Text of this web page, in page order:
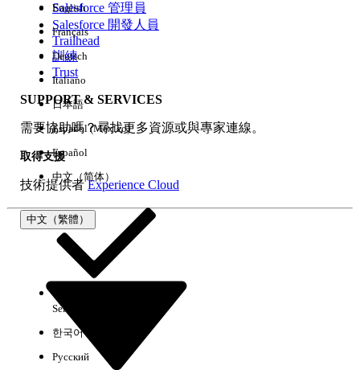
經驗
Salesforce 管理員
Salesforce 開發人員
Trailhead
訓練
Trust
SUPPORT & SERVICES
需要協助嗎？尋找更多資源或與專家連線。
取得支援
技術提供者Experience Cloud
中文（繁體）
English
Français
Deutsch
Italiano
日本語
Español (México)
Español
中文（简体）
Select Org
한국어
Русский